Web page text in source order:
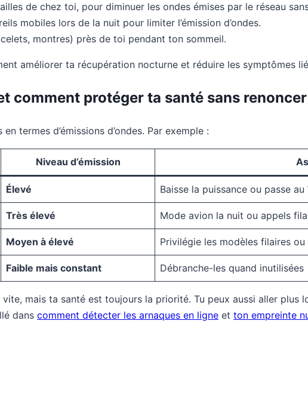
de chez toi, pour diminuer les ondes émises par le réseau
mobiles lors de la nuit pour limiter l’émission d’ondes.
montres) près de toi pendant ton sommeil.
améliorer ta récupération nocturne et réduire les symptômes
comment protéger ta santé sans
termes d’émissions d’ondes. Par exemple :
Niveau d’émission
Élevé Baisse la puissance ou passe
Très élevé Mode avion la nuit ou appels
Moyen à élevé Privilégie les modèles filaires
Faible mais constant Débranche-les quand inutilisées
mais ta santé est toujours la priorité. Tu peux aussi aller
dans comment détecter les arnaques en ligne et ton empreinte